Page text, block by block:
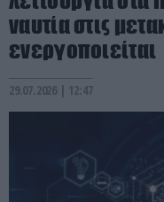
ναυτία στις
ενεργοποιείται
29.07.2026 | 12:47